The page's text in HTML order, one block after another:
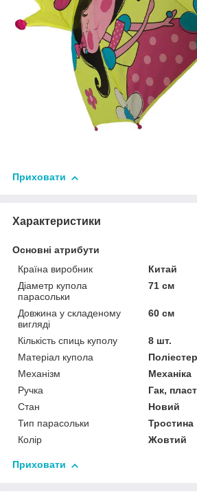
Приховати
Характеристики
Основні атрибути
Країна виробник
Китай
Діаметр купола
парасольки
71 см
Довжина у складеному
вигляді
60 см
Кількість спиць куполу
8 шт.
Матеріал купола
Поліестер
Механізм
Механіка
Ручка
Гак,
Стан
Новий
Тип парасольки
Тростина
Колір
Жовтий
Приховати